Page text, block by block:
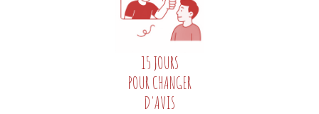
15 JOURS
POUR CHANGER
D'AVIS